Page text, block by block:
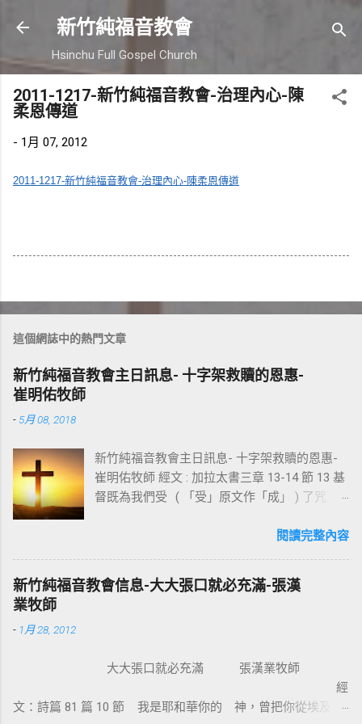
跳到主要內容
新竹純福音教會
Hsinchu Full Gospel Church
2011-1217-新竹純福音教會-治理內心-陳
柔恩傳道
- 1月 07, 2012
2011-1217-新竹純福音教會-治理內心-陳柔恩傳道
這個網誌中的熱門文章
新竹純福音教會主日訊息- 十字架救贖的恩惠-
崔明佑牧師
- 5月 08, 2018
新竹純福音教會主日訊息- 十字架救贖的恩惠-
崔明佑牧師 經文 : 加拉太書三章 13-14 節 13 基
督既為我們受 ( 「受」原文作「成」 ) 了咒
著：「凡掛在木頭上都是被咒詛的。」 14 這
人，使我們因信得著所應許的聖靈。 基督教
信仰的核心是十字架，不管我們的知識理念如
穌基督並祂釘十字架，我不傳別的。今天我們
所需要的，就是耶穌基督並祂釘十字架。保羅
說耶穌基督就是神的智慧、神的能力，我們是
閱讀完整內容
新竹純福音教會信息-大大張口就必充滿-張漢
業牧師
- 1月 28, 2012
大大張口就必充滿 張漢業牧師
經
文：詩篇 81 篇 10 節 我是耶和華你的 神，曾把你從埃及地